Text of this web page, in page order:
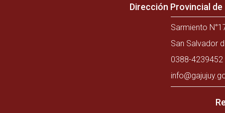
Dirección Provincial
Sarmiento
San Salvador
0388-